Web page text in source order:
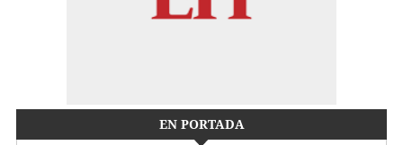
EN PORTADA